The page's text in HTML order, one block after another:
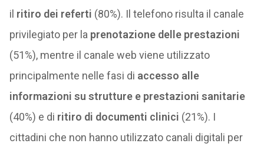
il ritiro dei referti (80%). Il telefono risulta il canale
privilegiato per la prenotazione delle prestazioni
(51%), mentre il canale web viene utilizzato
principalmente nelle fasi di accesso alle
informazioni su strutture e prestazioni sanitarie
(40%) e di ritiro di documenti clinici (21%). I
cittadini che non hanno utilizzato canali digitali per